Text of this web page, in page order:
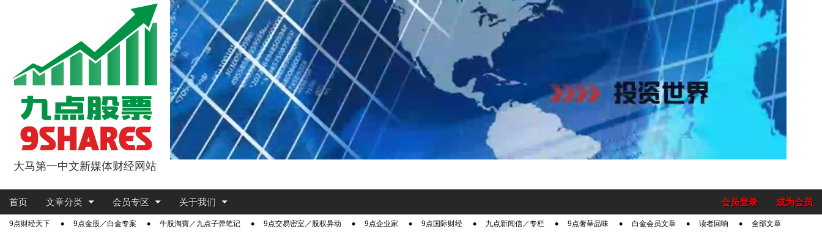
9点股票
大马第一中文新媒体财经网站
Main
Skip
content
首页 文章分类 会员专区 关于我们 成为会员
会员登录
Sub9点财经天下 9点金股／白金专案 牛股淘寶／九点子弹笔记 9点交易密室／股权异动 9点企业家 9点国际财经 九点新闻信／专栏 9点奢華品味 白金会员文章 读者回响 全部文章